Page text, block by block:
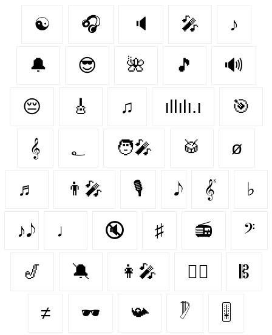
☯ 🎧 🔈 🎤 ♪
🔔 😎 🌺 🎵 🔊
😔 🎸 ♫ ıllılı.ı 🎯
𝄞 ؂ 🧑‍🎤 🥁 ø
♬ 👨‍🎤 🎙 𝄟 ♭
♪𝅘𝅥𝅮 ♩ 🔇 ♯ 📻 𝄢
🎷 🔕 👩‍🎤 👯‍♂️ 𝄡
≠ 🕶 📯 𓏢 🎚